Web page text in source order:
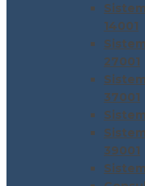
14001
27001
37001
39001